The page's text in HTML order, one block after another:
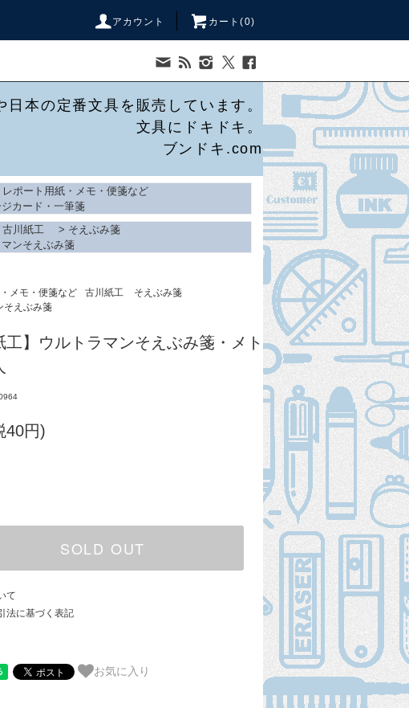
アカウント カート(0)
日本の定番文具を販売しています。
文具にドキドキ。
ブンドキ.com
レポート用紙・メモ・便箋など
ジカード・一筆箋
古川紙工 > そえぶみ箋
ンそえぶみ箋
メモ・便箋など 古川紙工
そえぶみ箋
そえぶみ箋
工】ウルトラマンそえぶみ箋・メト
40円)
SOLD OUT
て
法に基づく表記
お気に入り